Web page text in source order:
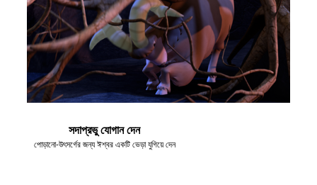
সদাপ্রভু যোগান দেন
পোড়ানো-উৎসর্গের জন্য ঈশ্বর একটি ভেড়া যুগিয়ে দেন